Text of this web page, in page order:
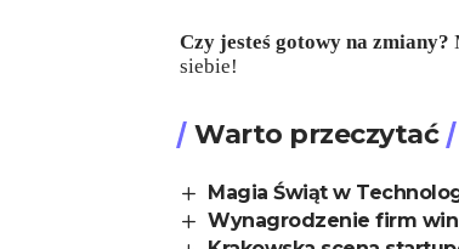
Czy jesteś gotowy na zmiany?
siebie!
Warto przeczytać
Magia Świąt w
Wynagrodzenie firm